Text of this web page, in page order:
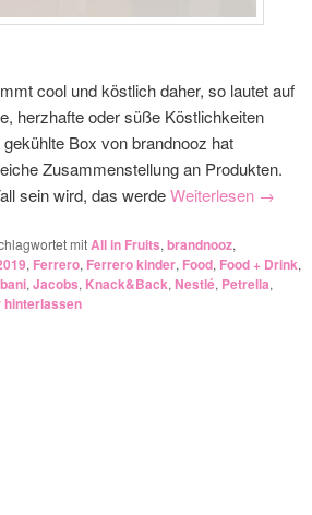
cool und köstlich daher, so lautet auf
herzhafte oder süße Köstlichkeiten
Box von brandnooz hat
Zusammenstellung an Produkten.
sein wird, das werdeWeiterlesen →
mitAll in Fruits, brandnooz,
, Ferrero, Ferrero kinder, Food, Food + Drink,
, Jacobs, Knack&Back, Nestlé, Petrella,
hinterlassen